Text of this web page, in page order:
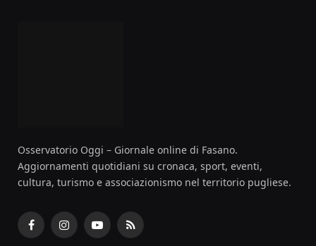
Osservatorio Oggi – Giornale online di Fasano.
Aggiornamenti quotidiani su cronaca, sport, eventi,
cultura, turismo e associazionismo nel territorio pugliese.
FacebookInstagramYouTubeRSS